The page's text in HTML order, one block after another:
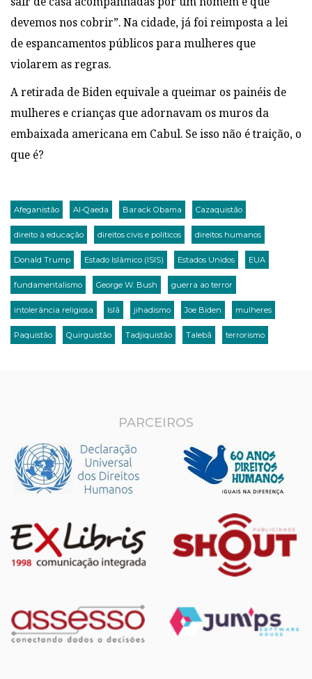
devemos nos cobrir”. Na cidade, já foi reimposta a lei
de espancamentos públicos para mulheres que
violarem as regras.
A retirada de Biden equivale a queimar os painéis de
mulheres e crianças que adornavam os muros da
embaixada americana em Cabul. Se isso não é traição, o
que é?
Afeganistão Al-Qaeda Barack Obama Cazaquistão
direito à educação direitos civis e políticos direitos humanos
Donald Trump Estado Islâmico (ISIS) Estados Unidos EUA
fundamentalismo George W. Bush guerra ao terror
intolerância religiosa Islã jihadismo Joe Biden mulheres
Paquistão Quirguistão Tadjiquistão Talebã terrorismo
PARCEIROS